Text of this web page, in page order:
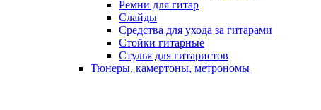
Ремни для гитар
Слайды
Средства для ухода за гитарами
Стойки гитарные
Стулья для гитаристов
Тюнеры, камертоны, метрономы